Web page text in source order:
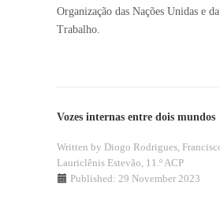
Organização das Nações Unidas e
Trabalho.
Vozes internas entre dois mundos
Written by Diogo Rodrigues,
Lauriclênis Estevão, 11.º ACP
Published: 29 November 2023